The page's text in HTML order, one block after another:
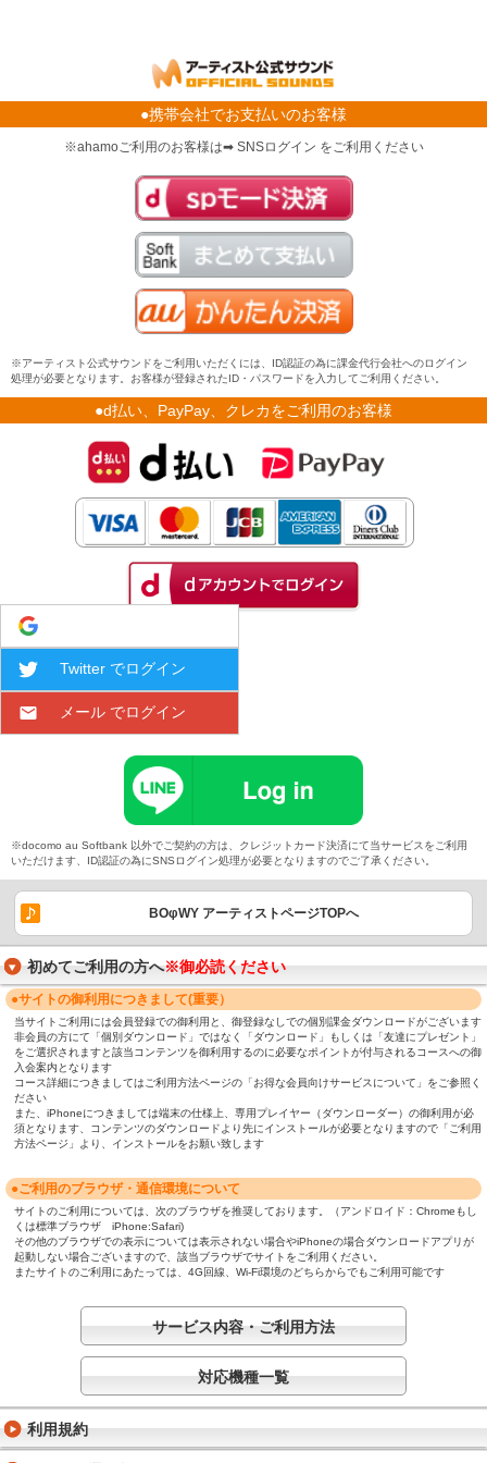
●携帯会社でお支払いのお客様
※ahamoご利用のお客様は➡ SNSログイン をご利用ください
※アーティスト公式サウンドをご利用いただくには、ID認証の為に課金代行会社へのログイン
処理が必要となります。お客様が登録されたID・パスワードを入力してご利用ください。
●d払い、PayPay、クレカをご利用のお客様
Twitter でログイン
メール でログイン
※docomo au Softbank 以外でご契約の方は、クレジットカード決済にて当サービスをご利用
いただけます、ID認証の為にSNSログイン処理が必要となりますのでご了承ください。
BOφWY アーティストページTOPへ
初めてご利用の方へ※御必読ください
●サイトの御利用につきまして(重要）
当サイトご利用には会員登録での御利用と、御登録なしでの個別課金ダウンロードがございます
非会員の方にて「個別ダウンロード」ではなく「ダウンロード」もしくは「友達にプレゼント」
をご選択されますと該当コンテンツを御利用するのに必要なポイントが付与されるコースへの御
入会案内となります
コース詳細につきましてはご利用方法ページの「お得な会員向けサービスについて」をご参照く
ださい
また、iPhoneにつきましては端末の仕様上、専用プレイヤー（ダウンローダー）の御利用が必
須となります、コンテンツのダウンロードより先にインストールが必要となりますので「ご利用
方法ページ」より、インストールをお願い致します
●ご利用のブラウザ・通信環境について
サイトのご利用については、次のブラウザを推奨しております。（アンドロイド：Chromeもし
くは標準ブラウザ iPhone:Safari)
その他のブラウザでの表示については表示されない場合やiPhoneの場合ダウンロードアプリが
起動しない場合ございますので、該当ブラウザでサイトをご利用ください。
またサイトのご利用にあたっては、4G回線、Wi-Fi環境のどちらからでもご利用可能です
サービス内容・ご利用方法
対応機種一覧
利用規約